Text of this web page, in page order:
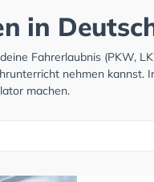
in
Fahrerlaubnis (PKW,
nehmen
machen.